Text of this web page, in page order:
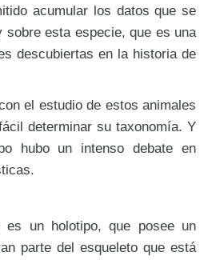
acumular los datos que se
sobre esta especie, que es una
descubiertas en la historia de
el estudio de estos animales
determinar su taxonomía. Y
hubo un intenso debate en
es un holotipo, que posee un
parte del esqueleto que está